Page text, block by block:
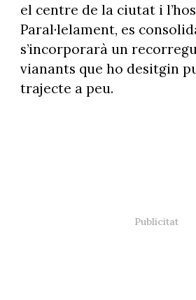
el centre de la ciutat i
Paral·lelament, es
s’incorporarà un
vianants que ho desitgin
trajecte a peu.